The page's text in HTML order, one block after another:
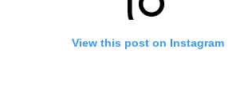
View this post on Instagram